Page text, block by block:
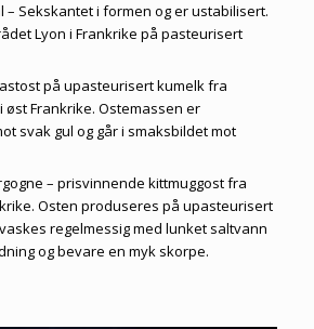
– Sekskantet i formen og er ustabilisert.
Lyon i Frankrike på pasteurisert
på upasteurisert kumelk fra
øst Frankrike. Ostemassen er
svak gul og går i smaksbildet mot
– prisvinnende kittmuggost fra
Osten produseres på upasteurisert
regelmessig med lunket saltvann
og bevare en myk skorpe.